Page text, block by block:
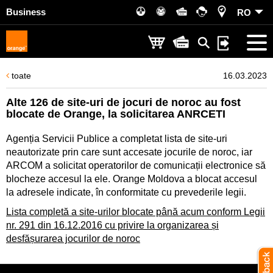
Business RO
toate 16.03.2023
Alte 126 de site-uri de jocuri de noroc au fost
blocate de Orange, la solicitarea ANRCETI
Agenția Servicii Publice a completat lista de site-uri
neautorizate prin care sunt accesate jocurile de noroc, iar
ARCOM a solicitat operatorilor de comunicații electronice să
blocheze accesul la ele. Orange Moldova a blocat accesul
la adresele indicate, în conformitate cu prevederile legii.
Lista completă a site-urilor blocate până acum conform Legii
nr. 291 din 16.12.2016 cu privire la organizarea și
desfășurarea jocurilor de noroc